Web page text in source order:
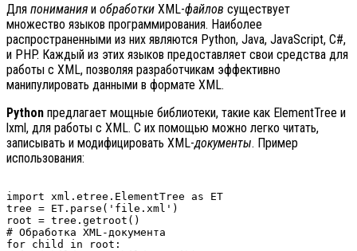
Для понимания и обработки XML-файлов существует
множество языков программирования. Наиболее
распространенными из них являются Python, Java, JavaScript, C#,
и PHP. Каждый из этих языков предоставляет свои средства для
работы с XML, позволяя разработчикам эффективно
манипулировать данными в формате XML.
Python предлагает мощные библиотеки, такие как ElementTree и
lxml, для работы с XML. С их помощью можно легко читать,
записывать и модифицировать XML-документы. Пример
использования:
import xml.etree.ElementTree as ET
tree = ET.parse('file.xml')
root = tree.getroot()
# Обработка XML-документа
for child in root: